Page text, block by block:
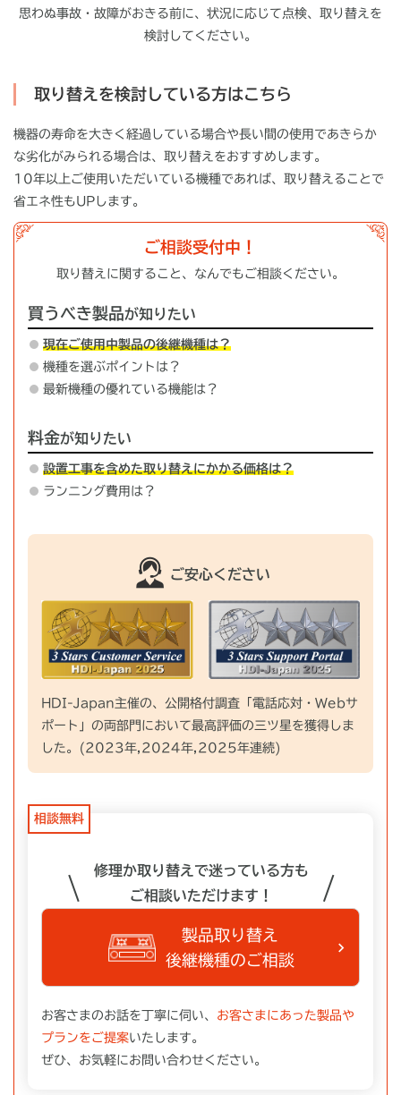
思わぬ事故・故障がおきる前に、状況に応じて点検、取り替えを
検討してください。
取り替えを検討している方はこちら
機器の寿命を大きく経過している場合や長い間の使用であきらか
な劣化がみられる場合は、取り替えをおすすめします。
10年以上ご使用いただいている機種であれば、取り替えることで
省エネ性もUPします。
ご相談受付中！
取り替えに関すること、なんでもご相談ください。
買うべき製品が知りたい
現在ご使用中製品の後継機種は？
機種を選ぶポイントは？
最新機種の優れている機能は？
料金が知りたい
設置工事を含めた取り替えにかかる価格は？
ランニング費用は？
ご安心ください
HDI-Japan主催の、公開格付調査「電話応対・Webサ
ポート」の両部門において最高評価の三ツ星を獲得しま
した。(2023年,2024年,2025年連続)
相談無料
\
修理か取り替えで迷っている方も
ご相談いただけます！
/
製品取り替え
後継機種のご相談
お客さまのお話を丁寧に伺い、 お客さまにあった製品や
プランをご提案いたします。
ぜひ、お気軽にお問い合わせください。